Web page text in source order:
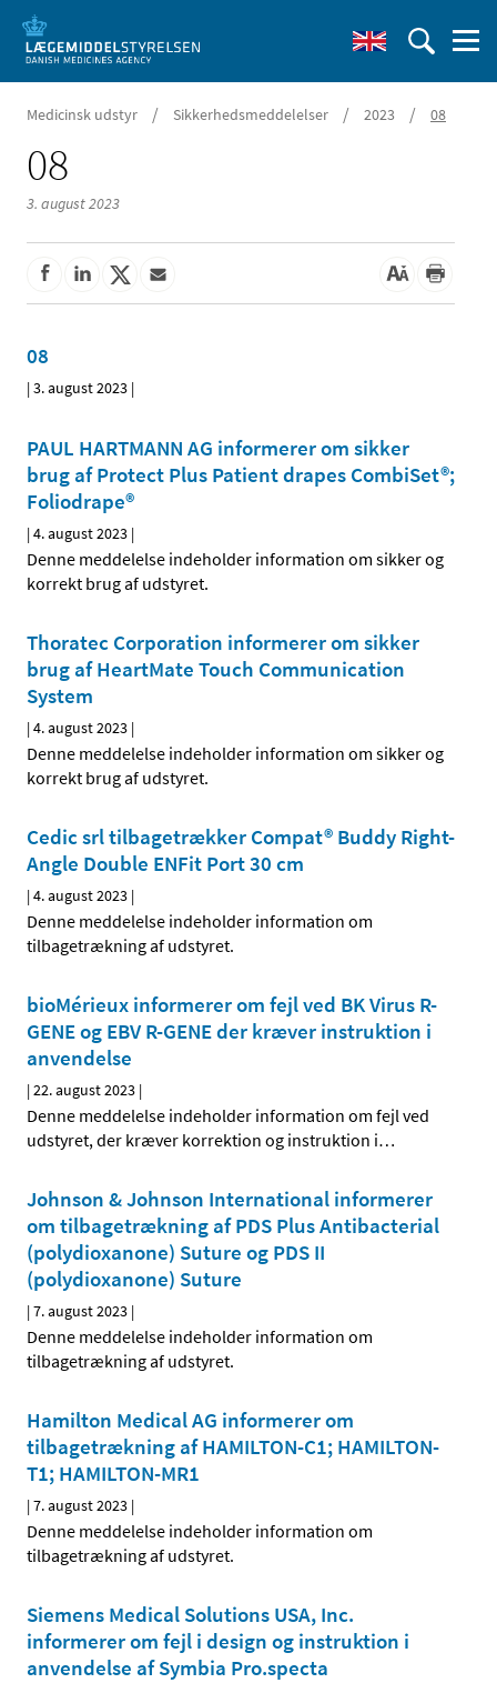
Medicinsk udstyr / Sikkerhedsmeddelelser / 2023 / 08
08
3. august 2023
08
|3. august 2023 |
PAUL HARTMANN AG informerer om sikker
brug af Protect Plus Patient drapes CombiSet®;
Foliodrape®
|4. august 2023 |
Denne meddelelse indeholder information om sikker og
korrekt brug af udstyret.
Thoratec Corporation informerer om sikker
brug af HeartMate Touch Communication
System
|4. august 2023 |
Denne meddelelse indeholder information om sikker og
korrekt brug af udstyret.
Cedic srl tilbagetrækker Compat® Buddy Right-
Angle Double ENFit Port 30 cm
|4. august 2023 |
Denne meddelelse indeholder information om
tilbagetrækning af udstyret.
bioMérieux informerer om fejl ved BK Virus R-
GENE og EBV R-GENE der kræver instruktion i
anvendelse
|22. august 2023 |
Denne meddelelse indeholder information om fejl ved
udstyret, der kræver korrektion og instruktion i…
Johnson & Johnson International informerer
om tilbagetrækning af PDS Plus Antibacterial
(polydioxanone) Suture og PDS II
(polydioxanone) Suture
|7. august 2023 |
Denne meddelelse indeholder information om
tilbagetrækning af udstyret.
Hamilton Medical AG informerer om
tilbagetrækning af HAMILTON-C1; HAMILTON-
T1; HAMILTON-MR1
|7. august 2023 |
Denne meddelelse indeholder information om
tilbagetrækning af udstyret.
Siemens Medical Solutions USA, Inc.
informerer om fejl i design og instruktion i
anvendelse af Symbia Pro.specta